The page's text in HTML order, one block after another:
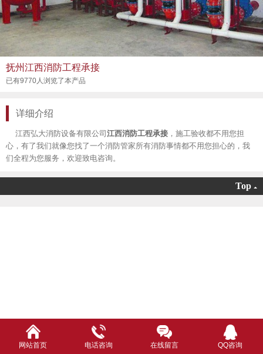
抚州江西消防工程承接
已有9770人浏览了本产品
详细介绍
江西弘大消防设备有限公司 江西消防工程承接 ，施工验收都不用您担
心，有了我们就像您找了一个消防管家所有消防事情都不用您担心的，我
们全程为您服务，欢迎致电咨询。
Top
网站首页 电话咨询 在线留言 QQ咨询